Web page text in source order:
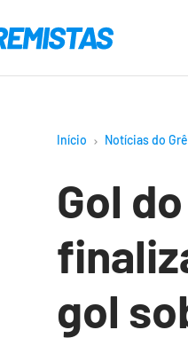
Início Notícias do
Gol
gol